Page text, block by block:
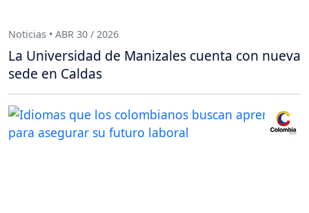
Noticias • ABR 30 / 2026
La Universidad de Manizales cuenta con nueva
sede en Caldas